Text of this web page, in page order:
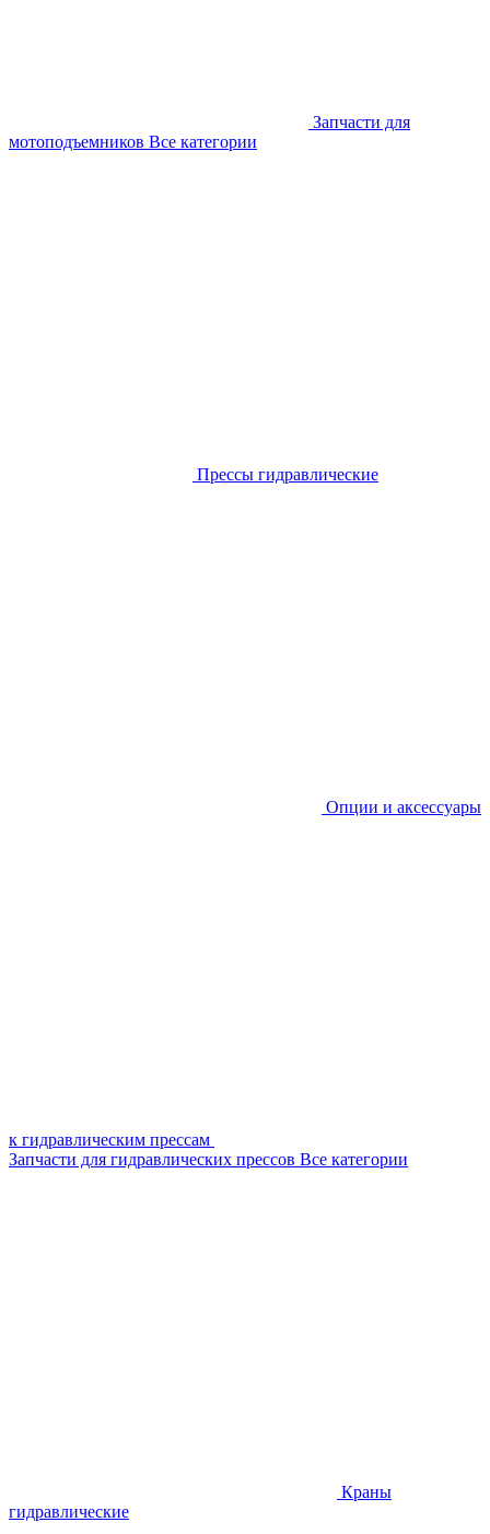
Запчасти для
мотоподъемников Все категории
Прессы гидравлические
Опции и аксессуары
к гидравлическим прессам
Запчасти для гидравлических прессов Все категории
Краны
гидравлические